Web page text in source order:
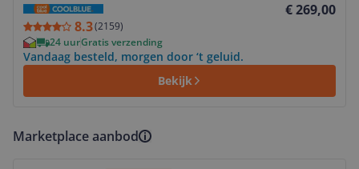
8.3(2159)
€ 269,00
24 uurGratis verzending
Vandaag besteld, morgen door ‘t geluid.
Bekijk
Marketplace aanbod